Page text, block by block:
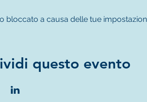
bloccato a causa delle tue
questo evento